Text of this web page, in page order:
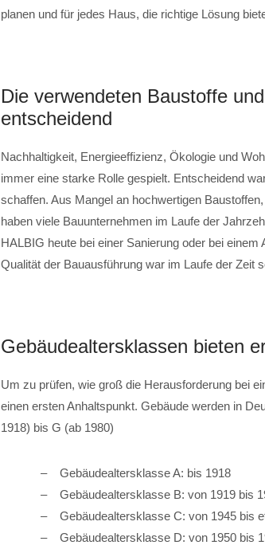
planen und für jedes Haus, die richtige Lösung
Die verwendeten Baustoffe
entscheidend
Nachhaltigkeit, Energieeffizienz, Ökologie und
immer eine starke Rolle gespielt. Entscheidend
schaffen. Aus Mangel an hochwertigen
haben viele Bauunternehmen im Laufe der
HALBIG heute bei einer Sanierung oder bei
Qualität der Bauausführung war im Laufe der Zeit
Gebäudealtersklassen bieten
Um zu prüfen, wie groß die Herausforderung bei
einen ersten Anhaltspunkt. Gebäude werden in
1918) bis G (ab 1980)
Gebäudealtersklasse A: bis 1918
Gebäudealtersklasse B: von 1919 bis
Gebäudealtersklasse C: von 1945 bis
Gebäudealtersklasse D: von 1950 bis